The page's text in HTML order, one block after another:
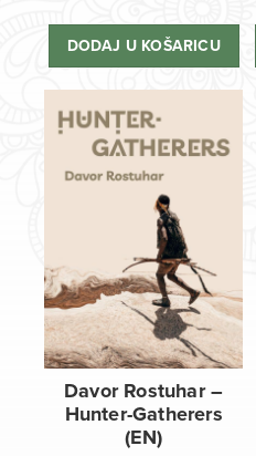
DODAJ U KOŠARICU
Davor Rostuhar –
Hunter-Gatherers
(EN)